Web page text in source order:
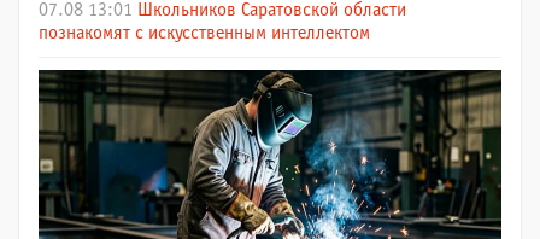
07.08 13:01
Школьников Саратовской области
познакомят с искусственным интеллектом